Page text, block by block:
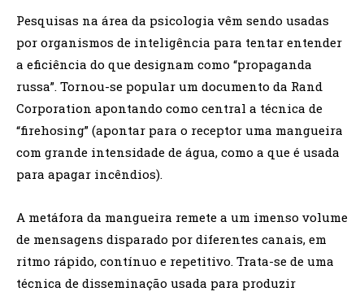
Pesquisas na área da psicologia vêm sendo usadas
por organismos de inteligência para tentar entender
a eficiência do que designam como “propaganda
russa”. Tornou-se popular um documento da Rand
Corporation apontando como central a técnica de
“firehosing” (apontar para o receptor uma mangueira
com grande intensidade de água, como a que é usada
para apagar incêndios).
A metáfora da mangueira remete a um imenso volume
de mensagens disparado por diferentes canais, em
ritmo rápido, contínuo e repetitivo. Trata-se de uma
técnica de disseminação usada para produzir